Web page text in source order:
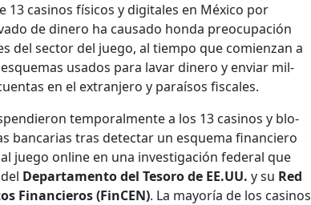
13 casi­nos físi­cos y dig­i­tales en Méx­i­co por
de dinero ha cau­sa­do hon­da pre­ocu­pación
del sec­tor del juego, al tiem­po que comien­zan a
usa­dos para lavar dinero y enviar mil­
en el extran­jero y paraí­sos fis­cales.
tem­po­ral­mente a los 13 casi­nos y blo­
ban­car­ias tras detec­tar un esque­ma financiero
juego online en una inves­ti­gación fed­er­al que
Depar­ta­men­to del Tesoro de EE.UU. y su Red
Financieros (Fin­CEN). La may­oría de los casi­nos